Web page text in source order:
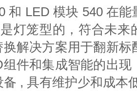
和 LED 模块 540 在
灯笼型的，符合未来
解决方案用于翻新标
组件和集成智能的出现
备 , 具有维护少和成本